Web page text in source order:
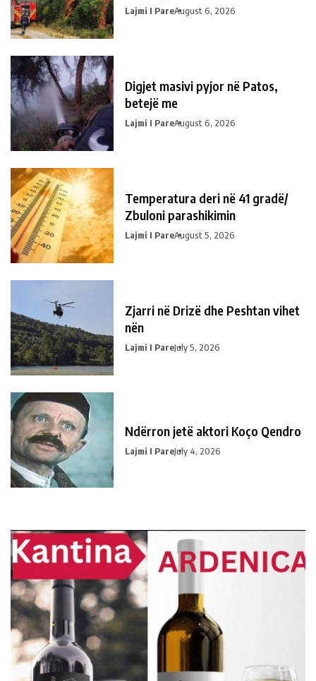
Lajmi I PareAugust 6, 2026
Digjet masivi pyjor në Patos,
betejë me
Lajmi I PareAugust 6, 2026
Temperatura deri në 41 gradë/
Zbuloni parashikimin
Lajmi I PareAugust 5, 2026
Zjarri në Drizë dhe Peshtan vihet
nën
Lajmi I PareJuly 5, 2026
Ndërron jetë aktori Koço Qendro
Lajmi I PareJuly 4, 2026